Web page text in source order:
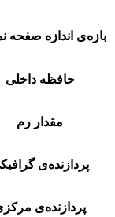
بازه‌ی اندازه صفحه
حافظه داخلی
مقدار رم
پردازنده‌ی
پردازنده‌ی